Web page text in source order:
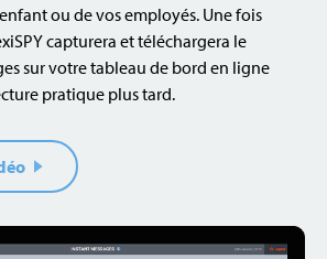
ou de vos employés. Une fois
capturera et téléchargera le
sur votre tableau de bord en ligne
pratique plus tard.